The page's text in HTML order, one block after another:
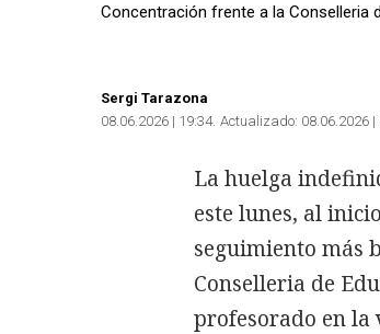
Concentración frente a la Conselleria
Sergi Tarazona
08.06.2026 | 19:34 Actualizado: 08.06.2026 |
La huelga
este lunes, al
seguimiento más
Conselleria de
profesorado en la